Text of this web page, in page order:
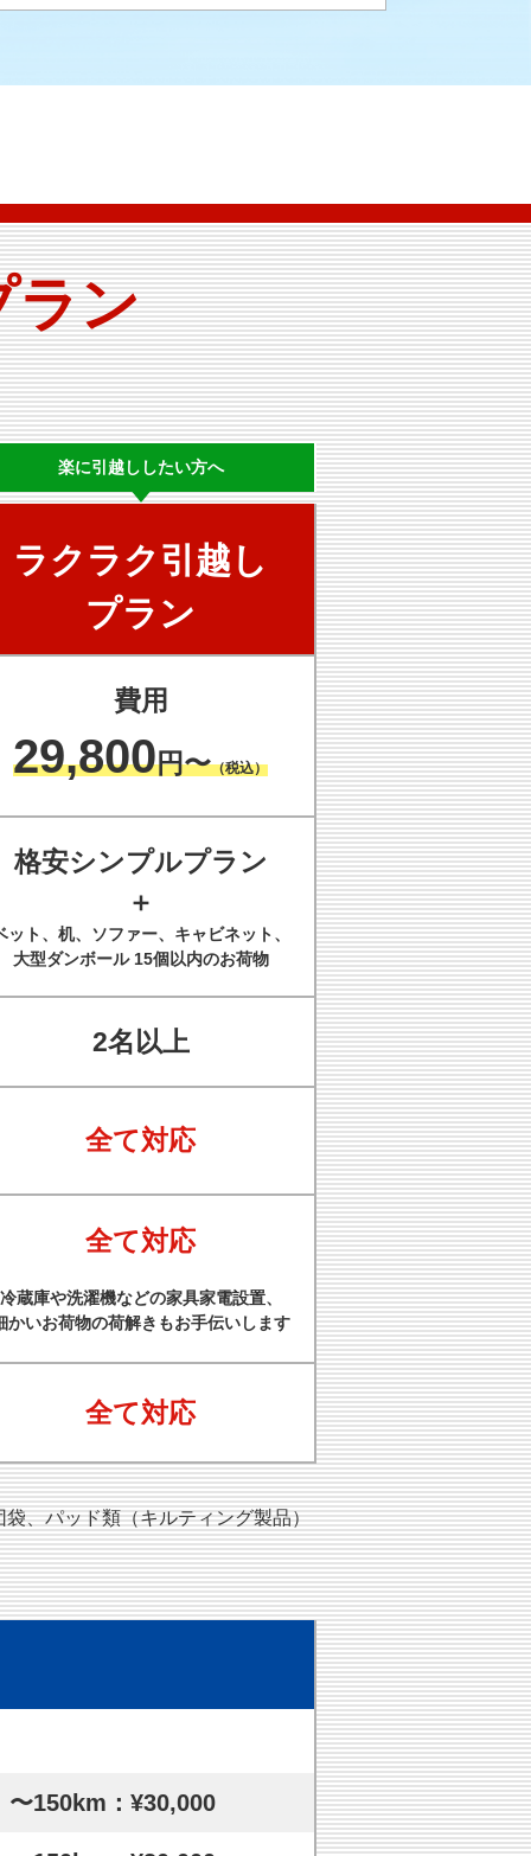
ラン
楽に引越ししたい方へ
ラクラク 引越し
プラン
費用
29,800円〜（税込）
格安シンプルプラン
＋
ット、机、ソファー、キャビネット、
大型ダンボール 15個以内のお荷物
2名以上
全て対応
全て対応
冷蔵庫や洗濯機などの家具家電設置、
かいお荷物の荷解きもお手伝いします
全て対応
、パッド類（キルティング製品）
〜150km：¥30,000